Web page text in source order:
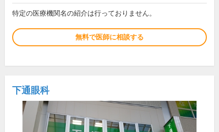
特定の医療機関名の紹介は行っておりません。
無料で医師に相談する
下通眼科